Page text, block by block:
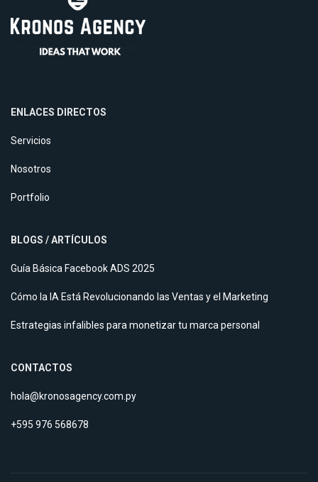
ENLACES DIRECTOS
Servicios
Nosotros
Portfolio
BLOGS / ARTÍCULOS
Guía Básica Facebook ADS 2025
Cómo la IA Está Revolucionando las Ventas y el Marketing
Estrategias infalibles para monetizar tu marca personal
CONTACTOS
hola@kronosagency.com.py
+595 976 568678